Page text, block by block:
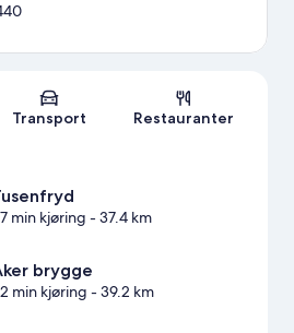
Kart
Transport Restauranter
min kjøring - 37.4 km
brygge
min kjøring - 39.2 km